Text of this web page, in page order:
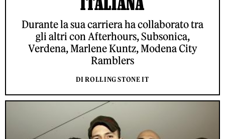
Durante la sua carriera ha collaborato tra
gli altri con Afterhours, Subsonica,
Verdena, Marlene Kuntz, Modena City
Ramblers
DI ROLLING STONE IT